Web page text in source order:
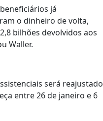
já
o dinheiro de volta,
bilhões devolvidos aos
Waller.
será reajustado
entre 26 de janeiro e 6